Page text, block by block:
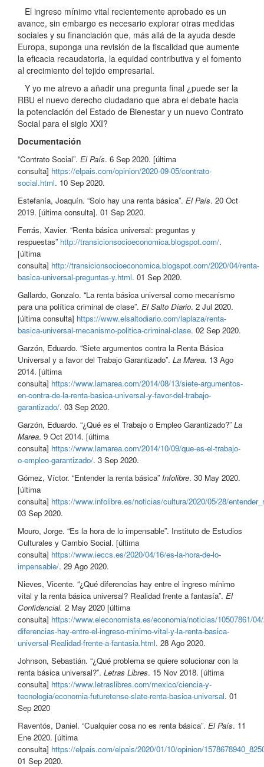
El ingreso mínimo vital recientemente aprobado es un
avance, sin embargo es necesario explorar otras medidas
sociales y su financiación que, más allá de la ayuda desde
Europa, suponga una revisión de la fiscalidad que aumente
la eficacia recaudatoria, la equidad contributiva y el fomento
al crecimiento del tejido empresarial.
Y yo me atrevo a añadir una pregunta final ¿puede ser la
RBU el nuevo derecho ciudadano que abra el debate hacia
la potenciación del Estado de Bienestar y un nuevo Contrato
Social para el siglo XXI?
Documentación
“Contrato Social”. El País. 6 Sep 2020. [última
consulta] https://elpais.com/opinion/2020-09-05/contrato-
social.html. 10 Sep 2020.
Estefanía, Joaquín. “Solo hay una renta básica”. El País. 20 Oct
2019. [última consulta]. 01 Sep 2020.
Ferrás, Xavier. “Renta básica universal: preguntas y
respuestas” http://transicionsocioeconomica.blogspot.com/.
[última
consulta] http://transicionsocioeconomica.blogspot.com/2020/04/renta-
basica-universal-preguntas-y.html. 01 Sep 2020.
Gallardo, Gonzalo. “La renta básica universal como mecanismo
para una política criminal de clase”. El Salto Diario. 2 Jul 2020.
[última consulta] https://www.elsaltodiario.com/laplaza/renta-
basica-universal-mecanismo-politica-criminal-clase. 02 Sep 2020.
Garzón, Eduardo. “Siete argumentos contra la Renta Básica
Universal y a favor del Trabajo Garantizado”. La Marea. 13 Ago
2014. [última
consulta] https://www.lamarea.com/2014/08/13/siete-argumentos-
en-contra-de-la-renta-basica-universal-y-favor-del-trabajo-
garantizado/. 03 Sep 2020.
Garzón, Eduardo. “¿Qué es el Trabajo o Empleo Garantizado?” La
Marea. 9 Oct 2014. [última
consulta] https://www.lamarea.com/2014/10/09/que-es-el-trabajo-
o-empleo-garantizado/. 3 Sep 2020.
Gómez, Víctor. “Entender la renta básica” Infolibre. 30 May 2020.
[última
consulta] https://www.infolibre.es/noticias/cultura/2020/05/28/
03 Sep 2020.
Mouro, Jorge. “Es la hora de lo impensable”. Instituto de Estudios
Culturales y Cambio Social. [última
consulta] https://www.ieccs.es/2020/04/16/es-la-hora-de-lo-
impensable/. 29 Ago 2020.
Nieves, Vicente. “¿Qué diferencias hay entre el ingreso mínimo
vital y la renta básica universal? Realidad frente a fantasía”. El
Confidencial. 2 May 2020 [última
consulta] https://www.eleconomista.es/economia/noticias/10507861/
diferencias-hay-entre-el-ingreso-minimo-vital-y-la-renta-basica-
universal-Realidad-frente-a-fantasia.html. 28 Ago 2020.
Johnson, Sebastián. “¿Qué problema se quiere solucionar con la
renta básica universal?”. Letras Libres. 15 Nov 2018. [última
consulta] https://www.letraslibres.com/mexico/ciencia-y-
tecnologia/economia-futuretense-slate-renta-basica-universal. 01
Sep 2020
Raventós, Daniel. “Cualquier cosa no es renta básica”. El País. 11
Ene 2020. [última
consulta] https://elpais.com/elpais/2020/01/10/opinion/
01 Sep 2020.